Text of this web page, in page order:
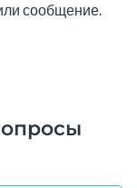
сообщение.